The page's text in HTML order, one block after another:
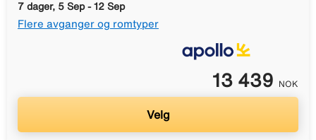
7 dager, 5 Sep - 12 Sep
Flere avganger og romtyper
13 439 NOK
Velg